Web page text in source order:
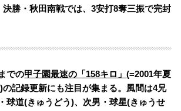
決勝・秋田南戦では、3安打8奪三振で完封
での甲子園最速の「158キロ」(=2001年夏
記録更新にも注目が集まる。 風間は4兄
球道(きゅうどう)、次男・球星(きゅうせ